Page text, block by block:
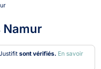
Namur
sont vérifiés. En savoir